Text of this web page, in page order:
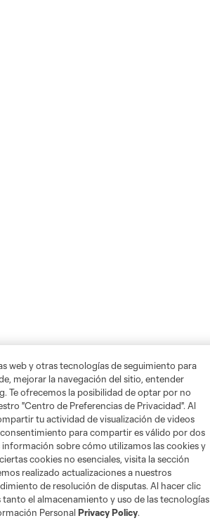
web y otras tecnologías de seguimiento para
mejorar la navegación del sitio, entender
Te ofrecemos la posibilidad de optar por no
"Centro de Preferencias de Privacidad". Al
tu actividad de visualización de videos
para compartir es válido por dos
sobre cómo utilizamos las cookies y
cookies no esenciales, visita la sección
realizado actualizaciones a nuestros
de resolución de disputas. Al hacer clic
el almacenamiento y uso de las tecnologías
Personal Privacy Policy.